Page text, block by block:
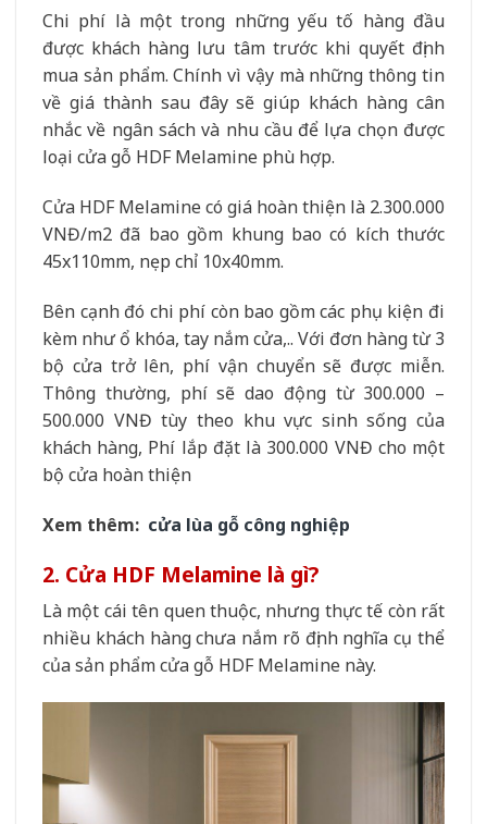
Chi phí là một trong những yếu tố hàng đầu
được khách hàng lưu tâm trước khi quyết định
mua sản phẩm. Chính vì vậy mà những thông tin
về giá thành sau đây sẽ giúp khách hàng cân
nhắc về ngân sách và nhu cầu để lựa chọn được
loại cửa gỗ HDF Melamine phù hợp.
Cửa HDF Melamine có giá hoàn thiện là 2.300.000
VNĐ/m2 đã bao gồm khung bao có kích thước
45x110mm, nẹp chỉ 10x40mm.
Bên cạnh đó chi phí còn bao gồm các phụ kiện đi
kèm như ổ khóa, tay nắm cửa,.. Với đơn hàng từ 3
bộ cửa trở lên, phí vận chuyển sẽ được miễn.
Thông thường, phí sẽ dao động từ 300.000 –
500.000 VNĐ tùy theo khu vực sinh sống của
khách hàng, Phí lắp đặt là 300.000 VNĐ cho một
bộ cửa hoàn thiện
Xem thêm: cửa lùa gỗ công nghiệp
2. Cửa HDF Melamine là gì?
Là một cái tên quen thuộc, nhưng thực tế còn rất
nhiều khách hàng chưa nắm rõ định nghĩa cụ thể
của sản phẩm cửa gỗ HDF Melamine này.